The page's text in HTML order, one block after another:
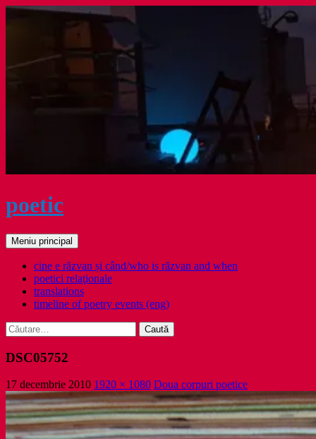
Sari
poetic
Caută
Meniu principal
cine e răzvan și când/who is răzvan and when
poetici relaţionale
translations
timeline of poetry events (eng)
Caută
după:
DSC05752
17 decembrie 2010 1920 × 1080 Doua corpuri poetice